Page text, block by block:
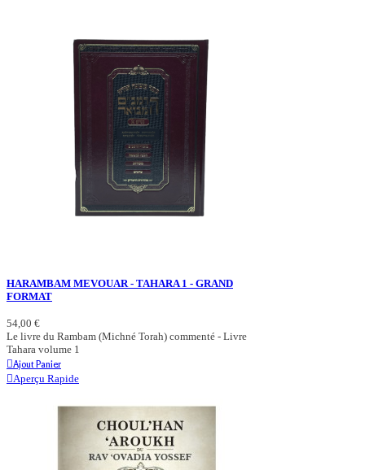
HARAMBAM MEVOUAR - TAHARA 1 - GRAND
FORMAT
54,00 €
Le livre du Rambam (Michné Torah) commenté - Livre
Tahara volume 1
Ajout Panier
Aperçu Rapide